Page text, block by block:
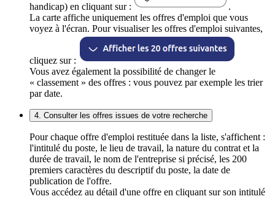
handicap) en cliquant sur :
.
La carte affiche uniquement les offres d'emploi que vous
voyez à l'écran. Pour visualiser les offres d'emploi suivantes,
cliquez sur :
Vous avez également la possibilité de changer le
« classement » des offres : vous pouvez par exemple les trier
par date.
4. Consulter les offres issues de votre recherche
Pour chaque offre d'emploi restituée dans la liste, s'affichent :
l'intitulé du poste, le lieu de travail, la nature du contrat et la
durée de travail, le nom de l'entreprise si précisé, les 200
premiers caractères du descriptif du poste, la date de
publication de l'offre.
Vous accédez au détail d'une offre en cliquant sur son intitulé